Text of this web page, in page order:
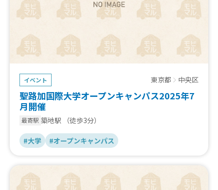
イベント 東京都 中央区
聖路加国際大学オープンキャンパス2025年7
月開催
最寄駅 築地駅 （徒歩3分）
#大学 #オープンキャンパス